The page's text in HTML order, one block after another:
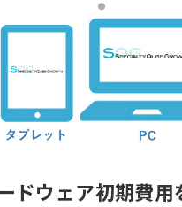
ドウェア初期費用